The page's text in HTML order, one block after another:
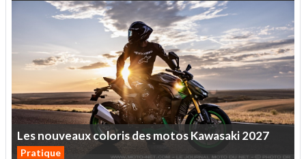
LesnouveauxcolorisdesmotosKawasaki2027
Pratique